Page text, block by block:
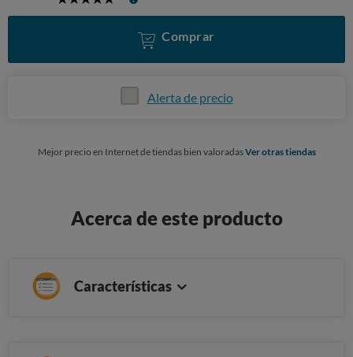
Comprar
Alerta de precio
Mejor precio en Internet de tiendas bien valoradasVer otras tiendas
Acerca de este producto
Características